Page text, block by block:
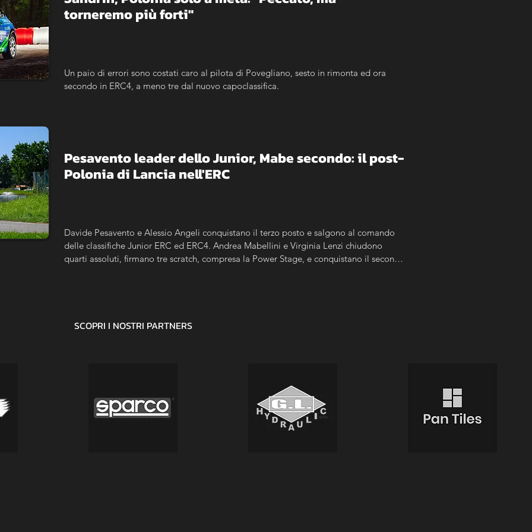
torneremo più forti"
Un paio di errori sono costati caro al pilota di Povegliano, sesto in rimonta ed ora
secondo in ERC4, a meno tre dal nuovo capoclassifica.
Pesavento leader dello Junior, Mabe secondo: il post-
Polonia di Lancia nell'ERC
Davide Pesavento e Alessio Angeli conquistano il terzo posto e salgono al comando
delle classifiche Junior ERC ed ERC4. Andrea Mabellini e Virginia Lenzi chiudono
quarti assoluti, firmano tre scratch, compresa la Power Stage, e conquistano il secondo
SCOPRI I NOSTRI PARTNERS